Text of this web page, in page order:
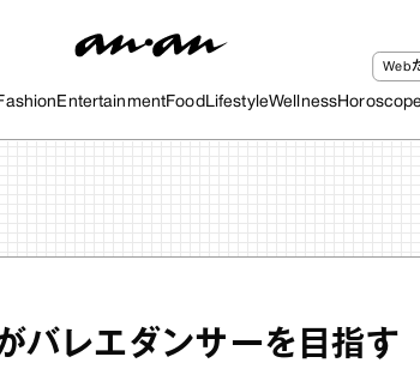
EntertainmentFood LifestyleWellness
Web
バレエダンサーを目指す